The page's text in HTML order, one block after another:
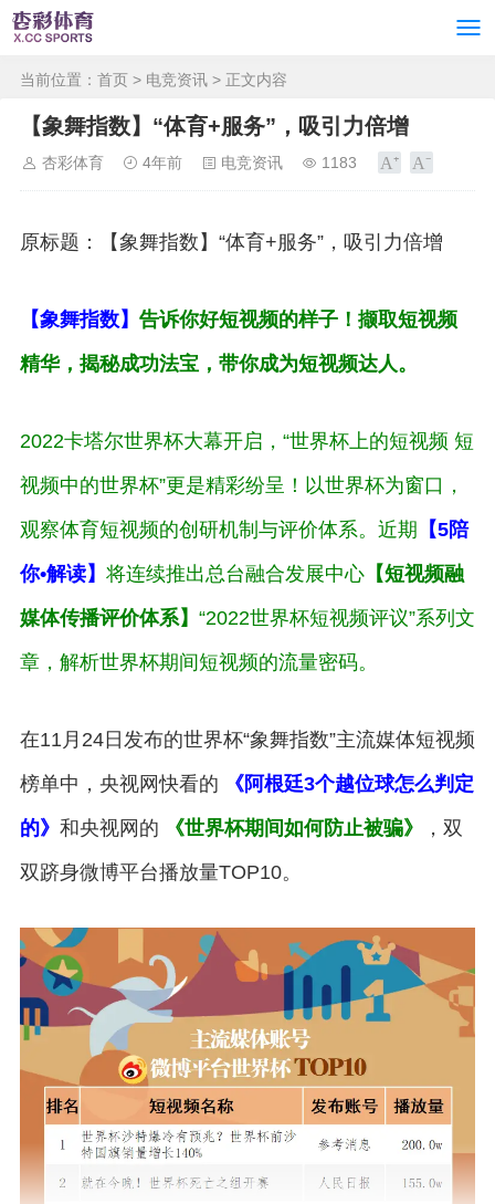
当前位置： 首页 > 电竞资讯 > 正文内容
【象舞指数】“体育+服务”，吸引力倍增
杏彩体育 4年前 电竞资讯 1183
原标题：【象舞指数】“体育+服务”，吸引力倍增
【象舞指数】 告诉你好短视频的样子！撷取短视频
精华，揭秘成功法宝，带你成为短视频达人。
2022卡塔尔世界杯大幕开启，“世界杯上的短视频 短
视频中的世界杯”更是精彩纷呈！以世界杯为窗口，
观察体育短视频的创研机制与评价体系。近期 【5陪
你•解读】 将连续推出总台融合发展中心 【短视频融
媒体传播评价体系】 “2022世界杯短视频评议”系列文
章，解析世界杯期间短视频的流量密码。
在11月24日发布的世界杯“象舞指数”主流媒体短视频
榜单中，央视网快看的
《阿根廷3个越位球怎么判定
的》 和央视网的 《世界杯期间如何防止被骗》
，双
双跻身微博平台播放量TOP10。